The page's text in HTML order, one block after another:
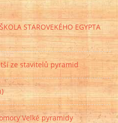
STAROVEKÉHO EGYPTA
ze stavitelů pyramid
Velké pyramidy